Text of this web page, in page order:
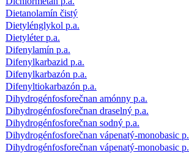
Dietanolamín čistý
Dietylénglykol p.a.
Dietyléter p.a.
Difenylamín p.a.
Difenylkarbazid p.a.
Difenylkarbazón p.a.
Difenyltiokarbazón p.a.
Dihydrogénfosforečnan amónny p.a.
Dihydrogénfosforečnan draselný p.a.
Dihydrogénfosforečnan sodný p.a.
Dihydrogénfosforečnan vápenatý-monobasic
Dihydrogénfosforečnan vápenatý-monobasic